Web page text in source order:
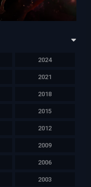
2024
2021
2018
2015
2012
2009
2006
2003